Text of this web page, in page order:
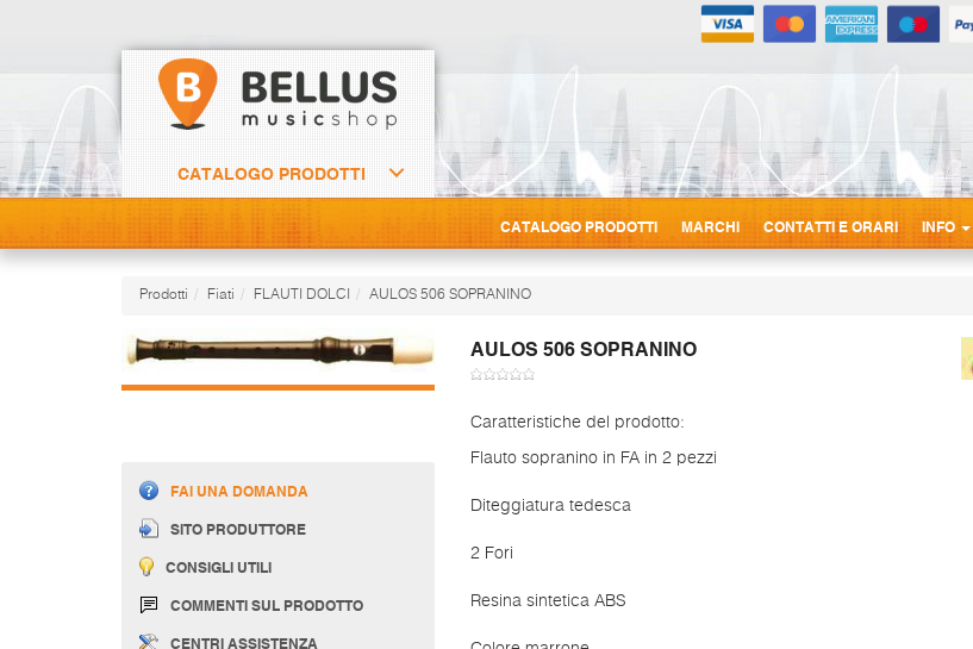
CATALOGO PRODOTTI
CATALOGO PRODOTTI MARCHI CONTATTI E ORARI INFO
Prodotti Fiati FLAUTI DOLCI AULOS 506 SOPRANINO
AULOS 506 SOPRANINO
FAI UNA DOMANDA
SITO PRODUTTORE
CONSIGLI UTILI
COMMENTI SUL PRODOTTO
CENTRI ASSISTENZA
Caratteristiche del prodotto:
Flauto sopranino in FA in 2 pezzi
Diteggiatura tedesca
2 Fori
Resina sintetica ABS